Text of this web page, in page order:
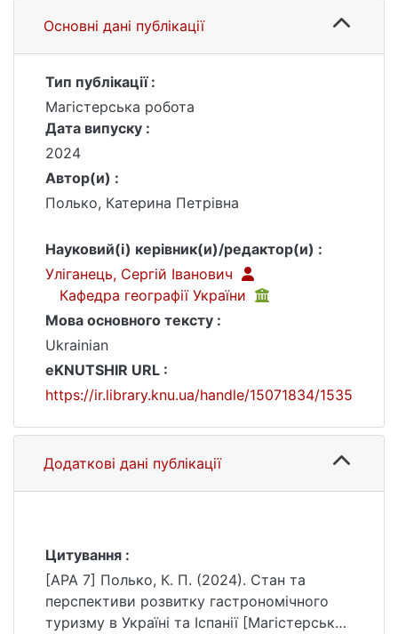
Основні дані публікації
Тип публікації :
Магістерська робота
Дата випуску :
2024
Автор(и) :
Полько, Катерина Петрівна
Науковий(і) керівник(и)/редактор(и) :
Уліганець, Сергій Іванович
Кафедра географії України
Мова основного тексту :
Ukrainian
eKNUTSHIR URL :
https://ir.library.knu.ua/handle/15071834/1535
Додаткові дані публікації
Цитування :
[APA 7] Полько, К. П. (2024). Стан та
перспективи розвитку гастрономічного
туризму в Україні та Іспанії [Магістерська